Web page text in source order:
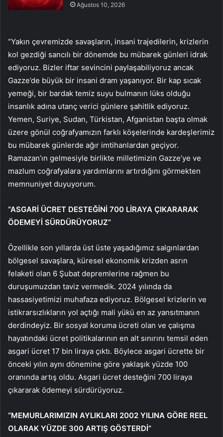
Ağustos 10, 2026
“Yakın çevremizde savaşların, insani trajedilerin, krizlerin
kol gezdiği sancılı bir dönemde bu mübarek günleri idrak
ediyoruz. Bizler iftar sevincini paylaşabiliyoruz ancak
Gazze’de büyük bir insani dram yaşanıyor. Bir kap sıcak
yemeği, bir bardak temiz suyu bulmanın lüks olduğu
insanlık adına utanç verici günlere şahitlik ediyoruz.
Yemen, Suriye, Sudan, Türkistan, Afganistan başta olmak
üzere gönül coğrafyamızın farklı köşelerinde kardeşlerimiz
bu mübarek günlerde ağır imtihanlardan geçiyor.
Ramazan’ın gelmesiyle birlikte milletimizin Gazze’ye ve
mazlum coğrafyalara yardımlarını artırdığını görmekten
memnuniyet duyuyorum.
“ASGARİ ÜCRET DESTEĞİNİ 700 LİRAYA ÇIKARARAK
ÖDEMEYİ SÜRDÜRÜYORUZ”
Özellikle son yıllarda üst üste yaşadığımız salgınlardan
bölgesel savaşlara, küresel ekonomik krizden asrın
felaketi olan 6 Şubat depremlerine rağmen bu
duruşumuzdan taviz vermedik. 2024 yılında da
hassasiyetimizi muhafaza ediyoruz. Bölgesel krizlerin ve
istikrarsızlıkların yol açtığı mali yükü en az yansıtmanın
derdindeyiz. Bir sosyal koruma ücreti olan ve çalışma
hayatındaki ücret politikalarının en alt sınırını temsil eden
asgari ücret 17 bin liraya çıktı. Böylece asgari ücrette bir
önceki yılın aynı dönemine göre yaklaşık yüzde 100
oranında artış oldu. Asgari ücret desteğini 700 liraya
çıkararak ödemeyi sürdürüyoruz.
“MEMURLARIMIZIN AYLIKLARI 2002 YILINA GÖRE REEL
OLARAK YÜZDE 300 ARTIŞ GÖSTERDİ”